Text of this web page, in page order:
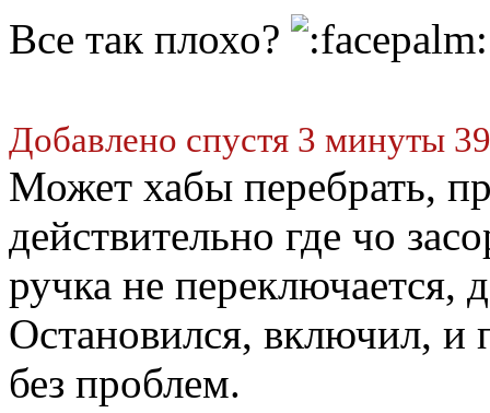
Все так плохо?
Добавлено спустя 3 минуты
Может хабы перебрать,
действительно где чо
ручка не переключается,
Остановился, включил, и
без проблем.